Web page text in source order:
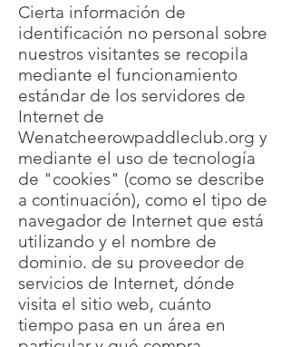
Cierta información de
identificación no personal sobre
nuestros visitantes se recopila
mediante el funcionamiento
estándar de los servidores de
Internet de
Wenatcheerowpaddleclub.org y
mediante el uso de tecnología
de "cookies" (como se describe
a continuación), como el tipo de
navegador de Internet que está
utilizando y el nombre de
dominio. de su proveedor de
servicios de Internet, dónde
visita el sitio web, cuánto
tiempo pasa en un área en